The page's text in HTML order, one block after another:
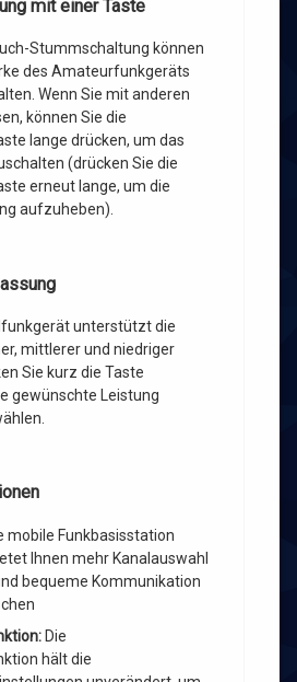
mit einer Taste
Stummschaltung können
des Amateurfunkgeräts
Wenn Sie mit anderen
können Sie die
lange drücken, um das
(drücken Sie die
erneut lange, um die
aufzuheben).
unterstützt die
mittlerer und niedriger
Sie kurz die Taste
gewünschte Leistung
mobile Funkbasisstation
Ihnen mehr Kanalauswahl
bequeme Kommunikation
Die
hält die